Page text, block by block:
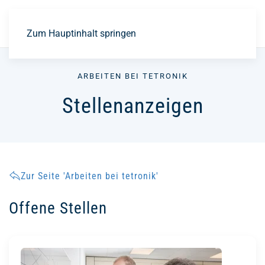
Zum Hauptinhalt springen
ARBEITEN BEI TETRONIK
Stellenanzeigen
Zur Seite 'Arbeiten bei tetronik'
Offene Stellen